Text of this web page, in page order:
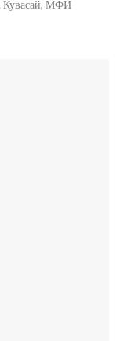
Кувасай, МФЙ